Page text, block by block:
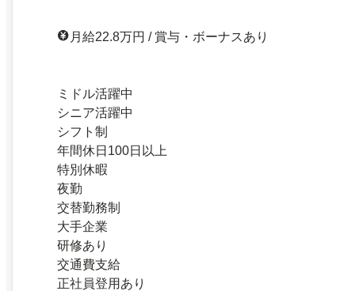
月給22.8万円 / 賞与・ボーナスあり
ミドル活躍中
シニア活躍中
シフト制
年間休日100日以上
特別休暇
夜勤
交替勤務制
大手企業
研修あり
交通費支給
正社員登用あり